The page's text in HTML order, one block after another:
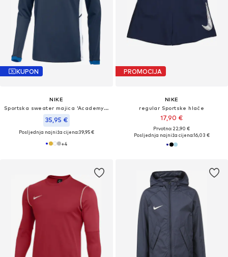
KUPON
NIKE
Sportska sweater majica 'Academy 25'
35,95 €
Posljednja najniža cijena:39,95 €
+4
PROMOCIJA
NIKE
regular Sportske hlače
17,90 €
Prvotno: 22,90 €
Posljednja najniža cijena:16,03 €